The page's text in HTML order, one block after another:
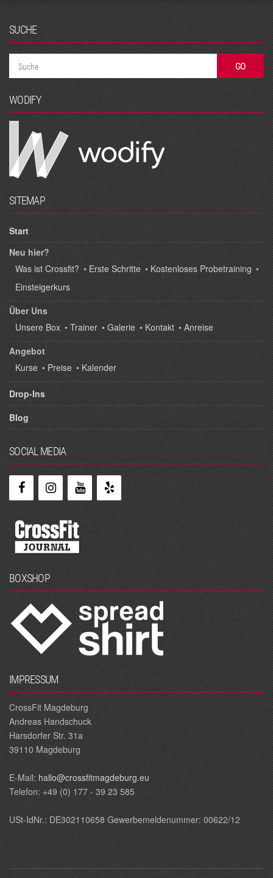
SUCHE
WODIFY
SITEMAP
Start
Neu hier?
Was ist Crossfit? • Erste Schritte • Kostenloses Probetraining •
Einsteigerkurs
Über Uns
Unsere Box • Trainer •Galerie • Kontakt • Anreise
Angebot
Kurse • Preise • Kalender
Drop-Ins
Blog
SOCIAL MEDIA
BOXSHOP
IMPRESSUM
CrossFit Magdeburg
Andreas Handschuck
Harsdorfer Str. 31a
39110 Magdeburg
E‐Mail: hallo@crossfitmagdeburg.eu
Telefon: +49 (0) 177 - 39 23 585
USt-IdNr.: DE302110658 Gewerbemeldenummer: 00622/12